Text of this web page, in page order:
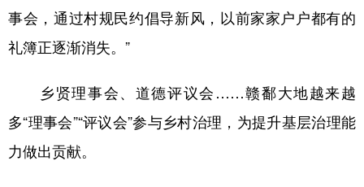
事会，通过村规民约倡导新风，以前家家户户都有的
礼簿正逐渐消失。”
乡贤理事会、道德评议会……赣鄱大地越来越
多“理事会”“评议会”参与乡村治理，为提升基层治理能
力做出贡献。